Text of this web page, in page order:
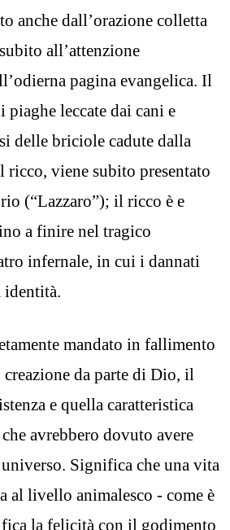
anche dall’orazione colletta
all’attenzione
pagina evangelica. Il
leccate dai cani e
delle briciole cadute dalla
ricco, viene subito presentato
(“Lazzaro”); il ricco è e
a finire nel tragico
infernale, in cui i dannati
identità.
mandato in fallimento
da parte di Dio, il
e quella caratteristica
avrebbero dovuto avere
Significa che una vita
al livello animalesco - come è
la felicità con il godimento